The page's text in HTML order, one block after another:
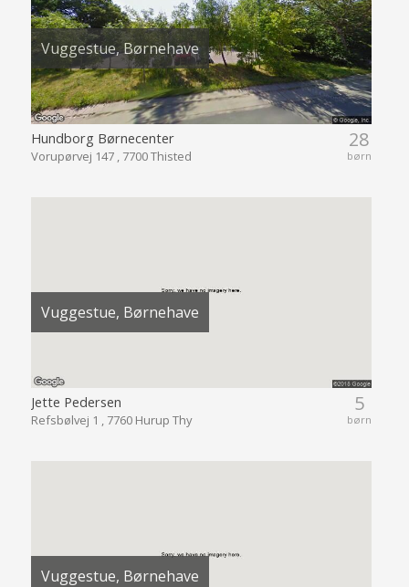
Vuggestue, Børnehave
28
børn
Hundborg Børnecenter
Vorupørvej 147 , 7700 Thisted
Vuggestue, Børnehave
5
børn
Jette Pedersen
Refsbølvej 1 , 7760 Hurup Thy
Vuggestue, Børnehave